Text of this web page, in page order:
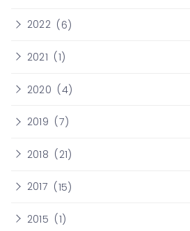
2022 (6)
2021 (1)
2020 (4)
2019 (7)
2018 (21)
2017 (15)
2015 (1)